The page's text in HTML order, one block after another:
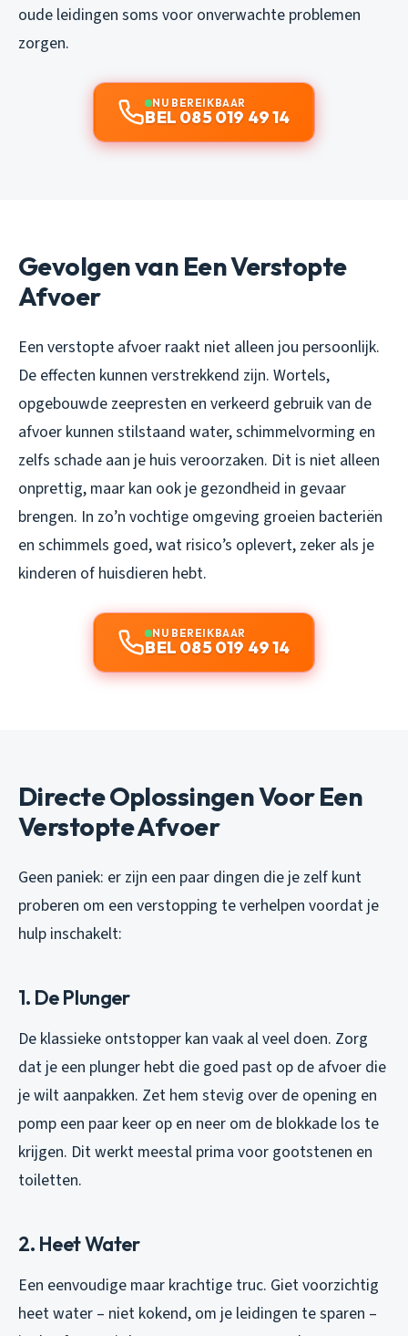
oude leidingen soms voor onverwachte problemen
zorgen.
NU BEREIKBAAR
BEL 085 019 49 14
Gevolgen van Een Verstopte
Afvoer
Een verstopte afvoer raakt niet alleen jou persoonlijk.
De effecten kunnen verstrekkend zijn. Wortels,
opgebouwde zeepresten en verkeerd gebruik van de
afvoer kunnen stilstaand water, schimmelvorming en
zelfs schade aan je huis veroorzaken. Dit is niet alleen
onprettig, maar kan ook je gezondheid in gevaar
brengen. In zo’n vochtige omgeving groeien bacteriën
en schimmels goed, wat risico’s oplevert, zeker als je
kinderen of huisdieren hebt.
NU BEREIKBAAR
BEL 085 019 49 14
Directe Oplossingen Voor Een
Verstopte Afvoer
Geen paniek: er zijn een paar dingen die je zelf kunt
proberen om een verstopping te verhelpen voordat je
hulp inschakelt:
1. De Plunger
De klassieke ontstopper kan vaak al veel doen. Zorg
dat je een plunger hebt die goed past op de afvoer die
je wilt aanpakken. Zet hem stevig over de opening en
pomp een paar keer op en neer om de blokkade los te
krijgen. Dit werkt meestal prima voor gootstenen en
toiletten.
2. Heet Water
Een eenvoudige maar krachtige truc. Giet voorzichtig
heet water – niet kokend, om je leidingen te sparen –